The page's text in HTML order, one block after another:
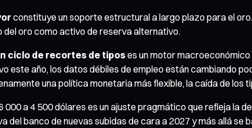
constituye un soporte estructural a largo plazo para el
oro como activo de reserva alternativo.
ciclo de recortes de tiposes un motor
este año, los datos débiles de empleo están cambiando
una política monetaria más flexible, la caída de los
a 4 500 dólares es un ajuste pragmático que refleja la
del banco de nuevas subidas de cara a 2027 y más allá